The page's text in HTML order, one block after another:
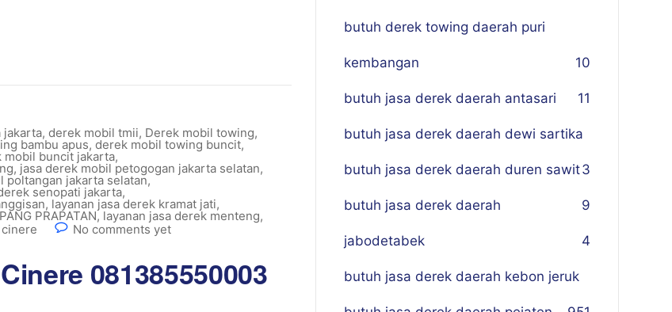
jakarta, derek mobil tmii, Derek mobil towing,
bambu apus, derek mobil towing buncit,
mobil buncit jakarta,
, jasa derek mobil petogogan jakarta selatan,
poltangan jakarta selatan,
senopati jakarta,
, layanan jasa derek kramat jati,
PRAPATAN, layanan jasa derek menteng,
No comments yet
081385550003
butuh derek towing daerah puri
kembangan 10
butuh jasa derek daerah antasari 11
butuh jasa derek daerah dewi sartika
3
butuh jasa derek daerah duren sawit
9
butuh jasa derek daerah
jabodetabek 4
butuh jasa derek daerah kebon jeruk